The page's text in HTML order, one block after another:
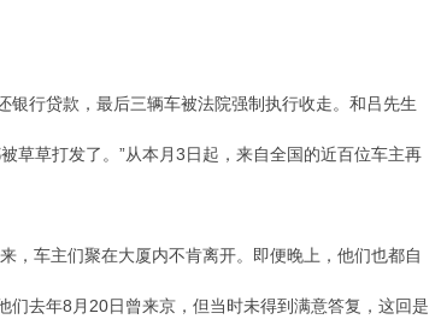
行贷款，最后三辆车被法院强制执行收走。和吕先生
草草打发了。”从本月3日起，来自全国的近百位车主再
车主们聚在大厦内不肯离开。即便晚上，他们也都自
去年8月20日曾来京，但当时未得到满意答复，这回是